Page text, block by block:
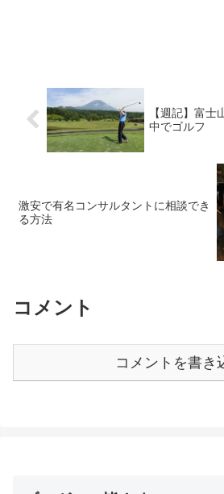
【週記】富
中でゴルフ
激安で有名コンサルタントに相談でき
る方法
コメント
コメントを書き